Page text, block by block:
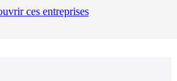
ces entreprises